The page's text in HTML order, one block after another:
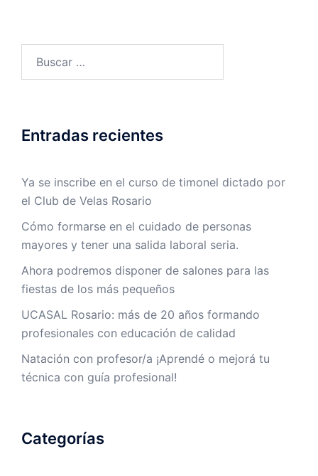
Entradas recientes
Ya se inscribe en el curso de timonel dictado por
el Club de Velas Rosario
Cómo formarse en el cuidado de personas
mayores y tener una salida laboral seria.
Ahora podremos disponer de salones para las
fiestas de los más pequeños
UCASAL Rosario: más de 20 años formando
profesionales con educación de calidad
Natación con profesor/a ¡Aprendé o mejorá tu
técnica con guía profesional!
Categorías